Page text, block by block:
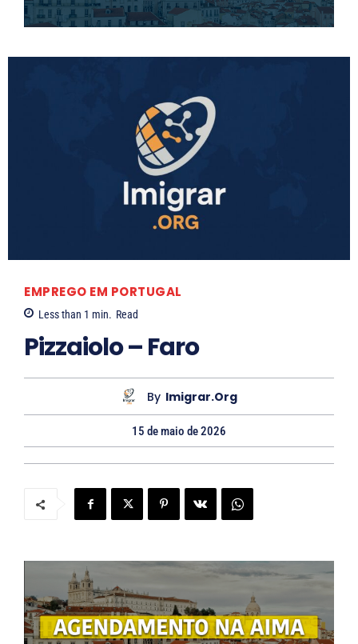
EMPREGO EM PORTUGAL
Less than 1 min. Read
Pizzaiolo – Faro
By Imigrar.org
15 de maio de 2026